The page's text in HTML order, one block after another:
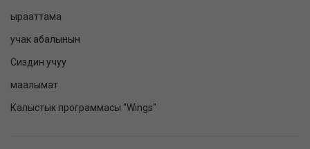
ырааттама
учак абалынын
Сиздин учуу
маалымат
Калыстык программасы "Wings"